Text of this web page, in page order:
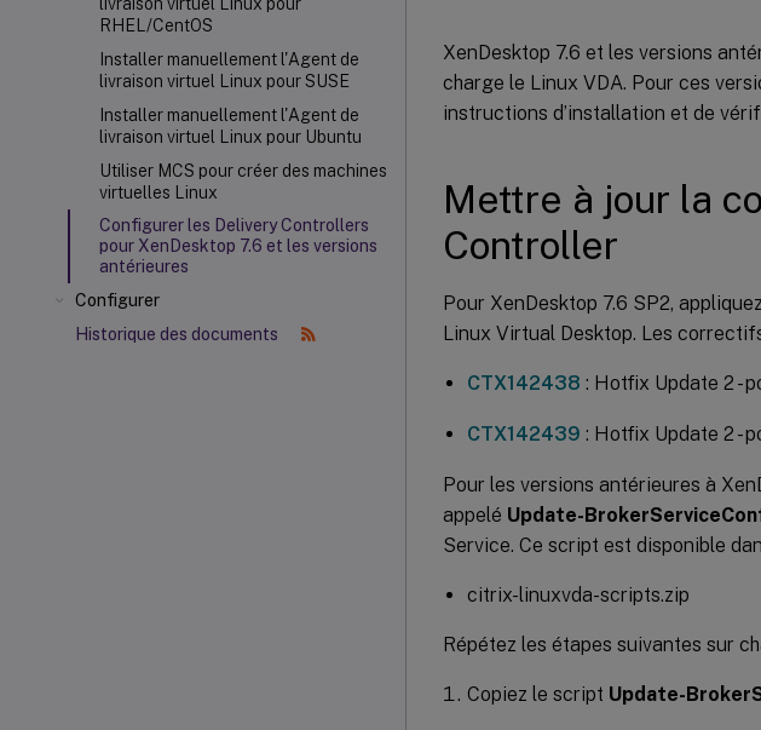
RHEL/CentOS
Installer manuellement l'Agent de
livraison virtuel Linux pour SUSE
Installer manuellement l'Agent de
livraison virtuel Linux pour Ubuntu
Utiliser MCS pour créer des machines
virtuelles Linux
Configurer les Delivery Controllers
pour XenDesktop 7.6 et les versions
antérieures
Configurer
Historique des documents
XenDesktop 7.6 et les versions
charge le Linux VDA. Pour ces
instructions d’installation et de
Mettre à jour la
Controller
Pour XenDesktop 7.6 SP2,
Linux Virtual Desktop. Les
CTX142438 : Hotfix Update 2 -
CTX142439 : Hotfix Update 2 -
Pour les versions antérieures à
appelé Update-
Service. Ce script est disponible
citrix-linuxvda-scripts.zip
Répétez les étapes suivantes sur
Copiez le script Update-